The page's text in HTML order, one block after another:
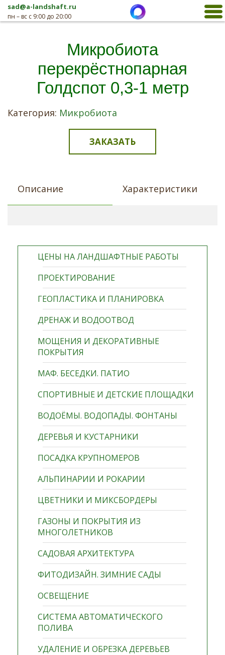
sad@a-landshaft.ru
пн – вс с 9:00 до 20:00
ЦЕНЫ НА ЛАНДШАФТНЫЕ РАБОТЫ
ПРОЕКТИРОВАНИЕ
ГЕОПЛАСТИКА И ПЛАНИРОВКА
ДРЕНАЖ И ВОДООТВОД
МОЩЕНИЯ И ДЕКОРАТИВНЫЕ
ПОКРЫТИЯ
МАФ. БЕСЕДКИ. ПАТИО
СПОРТИВНЫЕ И ДЕТСКИЕ ПЛОЩАДКИ
ВОДОЁМЫ. ВОДОПАДЫ. ФОНТАНЫ
ДЕРЕВЬЯ И КУСТАРНИКИ
ПОСАДКА КРУПНОМЕРОВ
АЛЬПИНАРИИ И РОКАРИИ
ЦВЕТНИКИ И МИКСБОРДЕРЫ
ГАЗОНЫ И ПОКРЫТИЯ ИЗ
МНОГОЛЕТНИКОВ
САДОВАЯ АРХИТЕКТУРА
ФИТОДИЗАЙН. ЗИМНИЕ САДЫ
ОСВЕЩЕНИЕ
СИСТЕМА АВТОМАТИЧЕСКОГО
ПОЛИВА
УДАЛЕНИЕ И ОБРЕЗКА ДЕРЕВЬЕВ
Микробиота
перекрёстнопарная
Голдспот 0,3-1 метр
Категория: Микробиота
ЗАКАЗАТЬ
Описание Характеристики